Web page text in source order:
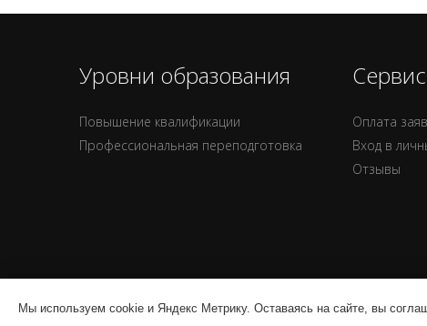
Уровни образования
Повышение квалификации
Профессиональная переподготовка
Оплата
Вход в
Отзывы
Мы используем cookie и Яндекс Метрику. Оставаясь на сайте, вы